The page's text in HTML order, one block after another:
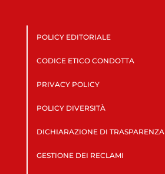
POLICY EDITORIALE
CODICE ETICO CONDOTTA
PRIVACY POLICY
POLICY DIVERSITÀ
DICHIARAZIONE DI TRASPARENZA
GESTIONE DEI RECLAMI